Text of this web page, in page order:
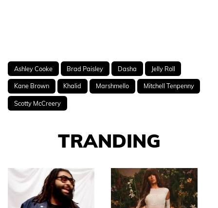
Ashley Cooke Brad Paisley Dasha Jelly Roll
Kane Brown Khalid Marshmello Mitchell Tenpenny
Scotty McCreery
TRANDING